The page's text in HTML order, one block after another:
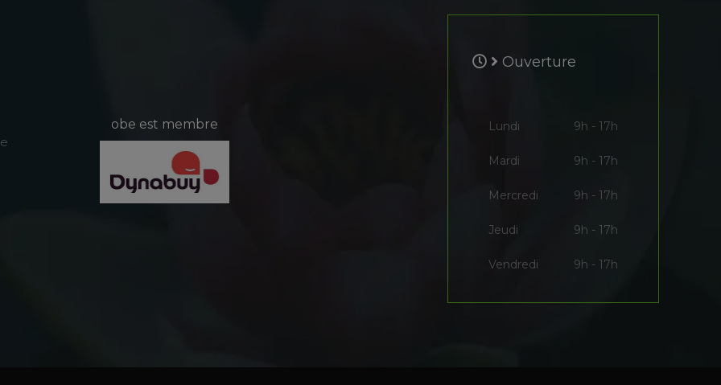
obe est membre
Ouverture
Lundi 9h - 17h
Mardi 9h - 17h
Mercredi 9h - 17h
Jeudi 9h - 17h
Vendredi 9h - 17h